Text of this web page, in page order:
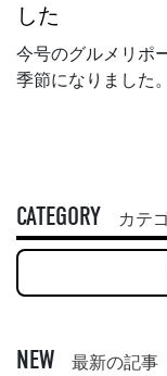
した
今号のグルメリポ
季節になりました
CATEGORY カテ
NEW 最新の記事